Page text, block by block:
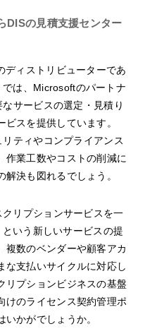
DISの見積支援センター
ディストリビューターであ
は、Microsoftのパートナ
サービスの選定・見積り
スを提供しています。
ティやコンプライアンス
作業工数やコストの削減に
決も図れるでしょう。
リプションサービスを一
いう新しいサービスの提
複数のベンダーや顧客アカ
な支払いサイクルに対応し
リプションビジネスの基盤
けのライセンス契約管理ポ
かがでしょうか。